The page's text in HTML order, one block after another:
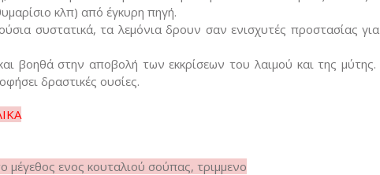
κλπ) από έγκυρη πηγή.
συστατικά, τα λεμόνια δρουν σαν ενισχυτές προστασίας για
βοηθά στην αποβολή των εκκρίσεων του λαιμού και της μύτης.
δραστικές ουσίες.
μέγεθος ενος κουταλιού σούπας, τριμμενο